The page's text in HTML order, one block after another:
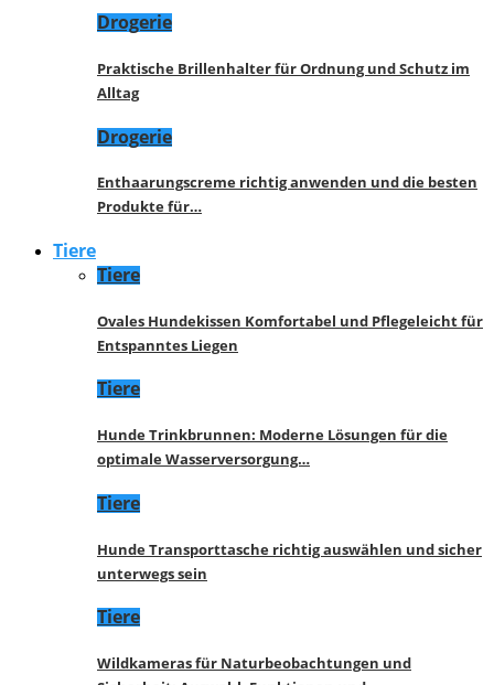
Drogerie
Praktische Brillenhalter für Ordnung und Schutz im
Alltag
Drogerie
Enthaarungscreme richtig anwenden und die besten
Produkte für…
Tiere
Tiere
Ovales Hundekissen Komfortabel und Pflegeleicht für
Entspanntes Liegen
Tiere
Hunde Trinkbrunnen: Moderne Lösungen für die
optimale Wasserversorgung…
Tiere
Hunde Transporttasche richtig auswählen und sicher
unterwegs sein
Tiere
Wildkameras für Naturbeobachtungen und